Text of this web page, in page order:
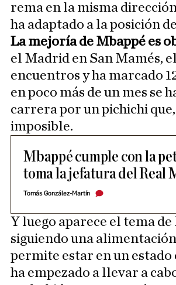
rema en la misma
ha adaptado a la posición
La mejoría de Mbappé es
el Madrid en San Mamés,
encuentros y ha marcado
en poco más de un mes se
carrera por un pichichi
imposible.
Mbappé cumple con la
toma la jefatura del Real
Tomás González-Martín
Y luego aparece el tema
siguiendo una
permite estar en un
ha empezado a llevar a